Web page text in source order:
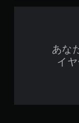
あな
イ